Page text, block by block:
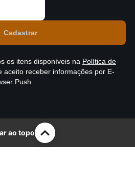
os itens disponíveis na Política de
aceito receber informações por E-
Push.
ao topo